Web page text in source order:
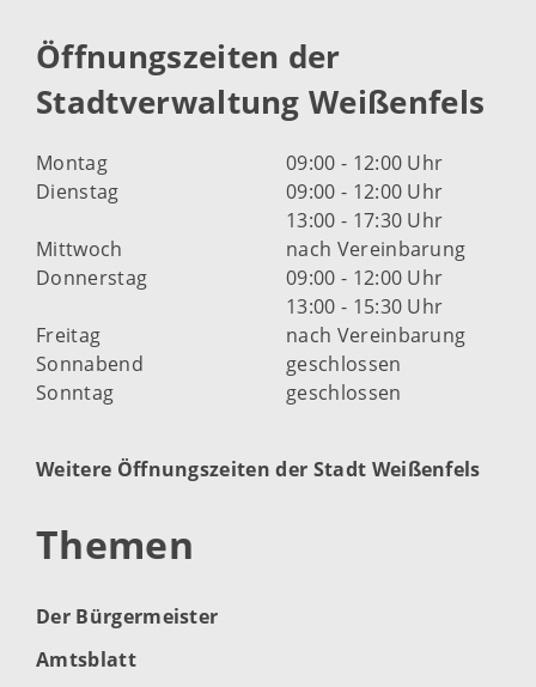
Öffnungszeiten der
Stadtverwaltung Weißenfels
Montag
09:00 - 12:00 Uhr
Dienstag
09:00 - 12:00 Uhr
13:00 - 17:30 Uhr
Mittwoch
nach Vereinbarung
Donnerstag
09:00 - 12:00 Uhr
13:00 - 15:30 Uhr
Freitag
nach Vereinbarung
Sonnabend
geschlossen
Sonntag
geschlossen
Weitere Öffnungszeiten der Stadt Weißenfels
Themen
Der Bürgermeister
Amtsblatt